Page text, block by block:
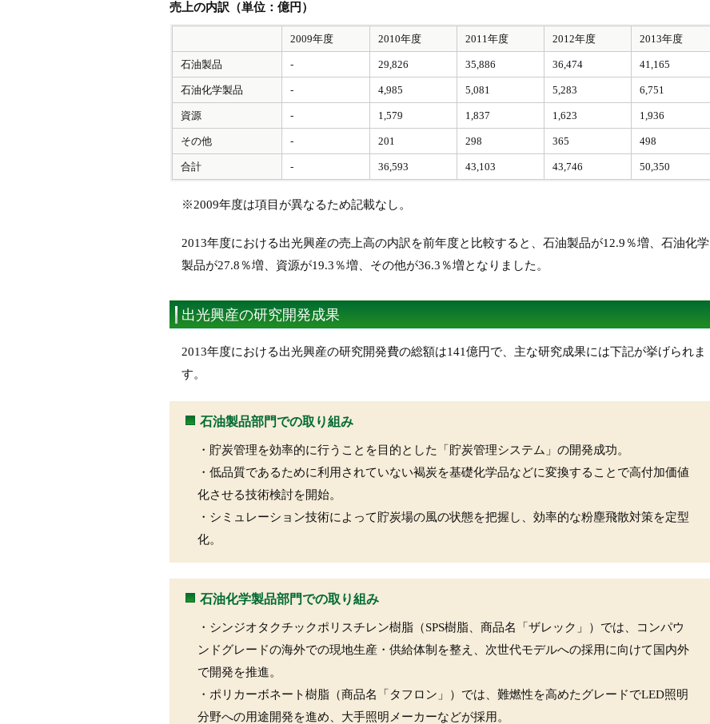
売上の内訳（単位：億円）
2009年度 2010年度 2011年度 2012年度 2013年度
石油製品 - 29,826 35,886 36,474 41,165
石油化学製品 - 4,985 5,081 5,283 6,751
資源 - 1,579 1,837 1,623 1,936
その他 - 201 298 365 498
合計 - 36,593 43,103 43,746 50,350
※2009年度は項目が異なるため記載なし。
2013年度における出光興産の売上高の内訳を前年度と比較すると、石油製品が12.9％増、石油化学
製品が27.8％増、資源が19.3％増、その他が36.3％増となりました。
出光興産の研究開発成果
2013年度における出光興産の研究開発費の総額は141億円で、主な研究成果には下記が挙げられま
す。
石油製品部門での取り組み
・貯炭管理を効率的に行うことを目的とした「貯炭管理システム」の開発成功。
・低品質であるために利用されていない褐炭を基礎化学品などに変換することで高付加価値
化させる技術検討を開始。
・シミュレーション技術によって貯炭場の風の状態を把握し、効率的な粉塵飛散対策を定型
化。
石油化学製品部門での取り組み
・シンジオタクチックポリスチレン樹脂（SPS樹脂、商品名「ザレック」）では、コンパウ
ンドグレードの海外での現地生産・供給体制を整え、次世代モデルへの採用に向けて国内外
で開発を推進。
・ポリカーボネート樹脂（商品名「タフロン」）では、難燃性を高めたグレードでLED照明
分野への用途開発を進め、大手照明メーカーなどが採用。